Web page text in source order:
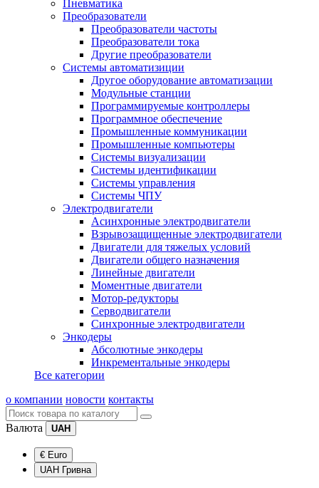
Пневматика
Преобразователи
Преобразователи частоты
Преобразователи тока
Другие преобразователи
Системы автоматизиции
Другое оборудование автоматизации
Модульные станции
Программируемые контроллеры
Программное обеспечение
Промышленные коммуникации
Промышленные компьютеры
Системы визуализации
Системы идентификации
Системы управления
Системы ЧПУ
Электродвигатели
Асинхронные электродвигатели
Взрывозащищенные электродвигатели
Двигатели для тяжелых условий
Двигатели общего назначения
Линейные двигатели
Моментные двигатели
Мотор-редукторы
Серводвигатели
Синхронные электродвигатели
Энкодеры
Абсолютные энкодеры
Инкрементальные энкодеры
Все категории
о компании новости контакты
Валюта UAH
€ Euro
UAH Гривна